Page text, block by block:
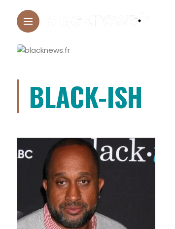
BLACK-ISH